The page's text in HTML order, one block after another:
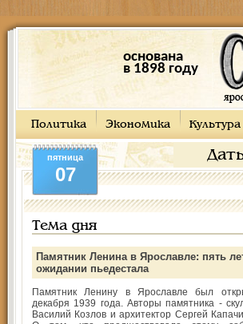
основана
в 1898 году
Политика Экономика Культура
пятница
07
Тема дня
Памятник Ленина в Ярославле: пять
ожидании пьедестала
Памятник Ленину в Ярославле был
декабря 1939 года. Авторы памятника -
Василий Козлов и архитектор Сергей